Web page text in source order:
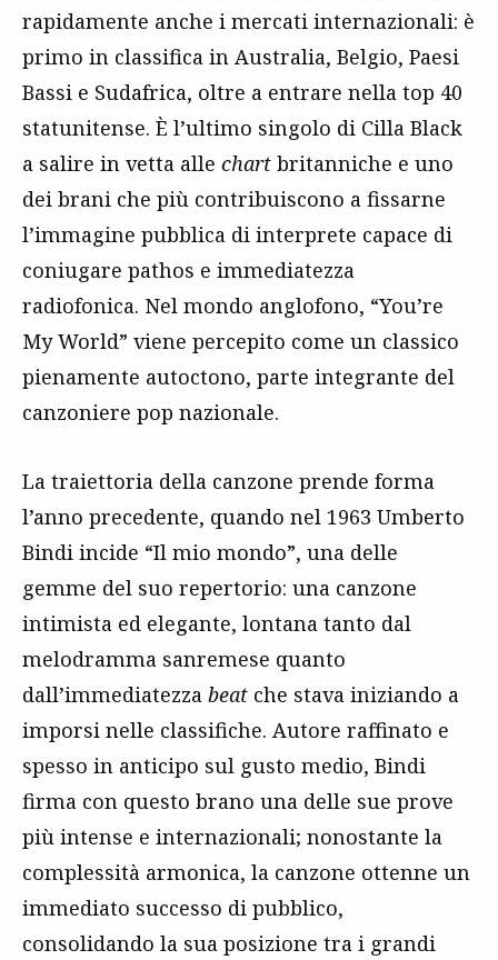
rapidamente anche i mercati internazionali: è
primo in classifica in Australia, Belgio, Paesi
Bassi e Sudafrica, oltre a entrare nella top 40
statunitense. È l’ultimo singolo di Cilla Black
a salire in vetta alle chart britanniche e uno
dei brani che più contribuiscono a fissarne
l’immagine pubblica di interprete capace di
coniugare pathos e immediatezza
radiofonica. Nel mondo anglofono, “You’re
My World” viene percepito come un classico
pienamente autoctono, parte integrante del
canzoniere pop nazionale.
La traiettoria della canzone prende forma
l’anno precedente, quando nel 1963 Umberto
Bindi incide “Il mio mondo”, una delle
gemme del suo repertorio: una canzone
intimista ed elegante, lontana tanto dal
melodramma sanremese quanto
dall’immediatezza beat che stava iniziando a
imporsi nelle classifiche. Autore raffinato e
spesso in anticipo sul gusto medio, Bindi
firma con questo brano una delle sue prove
più intense e internazionali; nonostante la
complessità armonica, la canzone ottenne un
immediato successo di pubblico,
consolidando la sua posizione tra i grandi